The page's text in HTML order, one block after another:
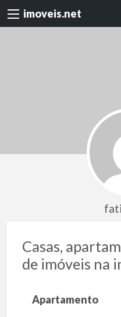
imoveis.net
Casas,
de imóveis na
Apartamento